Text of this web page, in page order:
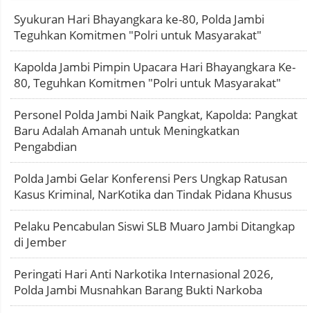
Syukuran Hari Bhayangkara ke-80, Polda Jambi
Teguhkan Komitmen "Polri untuk Masyarakat"
Kapolda Jambi Pimpin Upacara Hari Bhayangkara Ke-
80, Teguhkan Komitmen "Polri untuk Masyarakat"
Personel Polda Jambi Naik Pangkat, Kapolda: Pangkat
Baru Adalah Amanah untuk Meningkatkan
Pengabdian
Polda Jambi Gelar Konferensi Pers Ungkap Ratusan
Kasus Kriminal, NarKotika dan Tindak Pidana Khusus
Pelaku Pencabulan Siswi SLB Muaro Jambi Ditangkap
di Jember
Peringati Hari Anti Narkotika Internasional 2026,
Polda Jambi Musnahkan Barang Bukti Narkoba